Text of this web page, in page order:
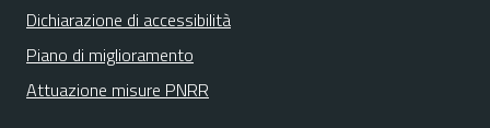
Dichiarazione di accessibilità
Piano di miglioramento
Attuazione misure PNRR